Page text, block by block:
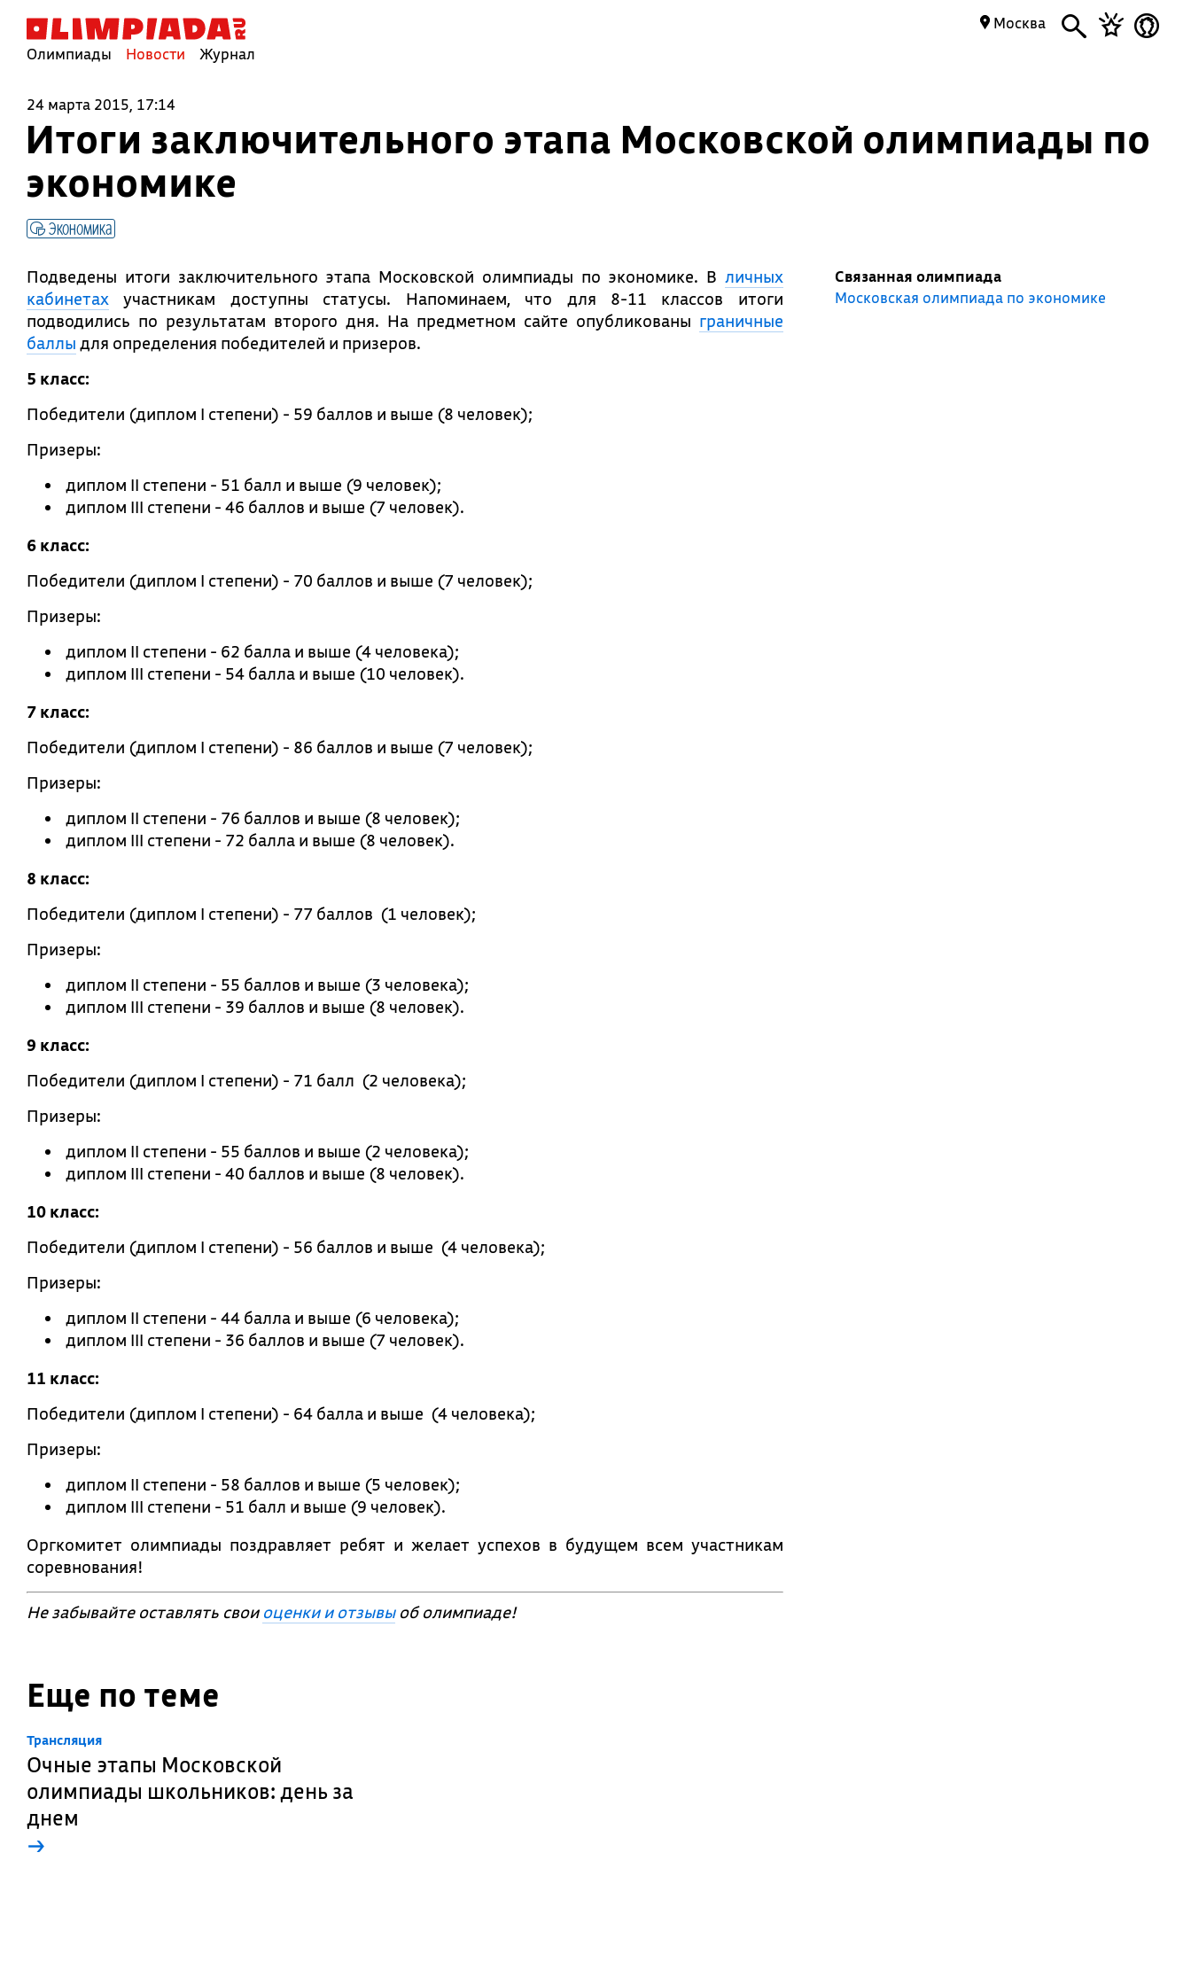
Олимпиады Новости Журнал
Москва
24 марта 2015, 17:14
Итоги заключительного этапа Московской олимпиады по
экономике
Экономика
Подведены итоги заключительного этапа Московской олимпиады по экономике. В личных
кабинетах участникам доступны статусы. Напоминаем, что для 8-11 классов итоги
подводились по результатам второго дня. На предметном сайте опубликованы граничные
баллы для определения победителей и призеров.
5 класс:
Победители (диплом I степени) - 59 баллов и выше (8 человек);
Призеры:
диплом II степени - 51 балл и выше (9 человек);
диплом III степени - 46 баллов и выше (7 человек).
6 класс:
Победители (диплом I степени) - 70 баллов и выше (7 человек);
Призеры:
диплом II степени - 62 балла и выше (4 человека);
диплом III степени - 54 балла и выше (10 человек).
7 класс:
Победители (диплом I степени) - 86 баллов и выше (7 человек);
Призеры:
диплом II степени - 76 баллов и выше (8 человек);
диплом III степени - 72 балла и выше (8 человек).
8 класс:
Победители (диплом I степени) - 77 баллов (1 человек);
Призеры:
диплом II степени - 55 баллов и выше (3 человека);
диплом III степени - 39 баллов и выше (8 человек).
9 класс:
Победители (диплом I степени) - 71 балл (2 человека);
Призеры:
диплом II степени - 55 баллов и выше (2 человека);
диплом III степени - 40 баллов и выше (8 человек).
10 класс:
Победители (диплом I степени) - 56 баллов и выше (4 человека);
Призеры:
диплом II степени - 44 балла и выше (6 человека);
диплом III степени - 36 баллов и выше (7 человек).
11 класс:
Победители (диплом I степени) - 64 балла и выше (4 человека);
Призеры:
диплом II степени - 58 баллов и выше (5 человек);
диплом III степени - 51 балл и выше (9 человек).
Оргкомитет олимпиады поздравляет ребят и желает успехов в будущем всем участникам
соревнования!
Не забывайте оставлять свои оценки и отзывыоб олимпиаде!
Связанная олимпиада
Московская олимпиада по экономике
Еще по теме
Трансляция
Очные этапы Московской
олимпиады школьников: день за
днем
→